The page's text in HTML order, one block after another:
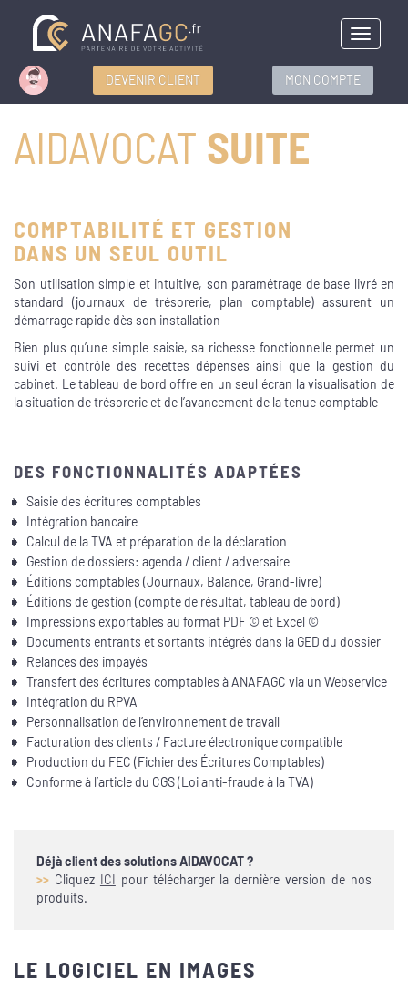
Menu
DEVENIR CLIENT MON COMPTE
AIDAVOCAT SUITE
COMPTABILITÉ ET GESTION
DANS UN SEUL OUTIL
Son utilisation simple et intuitive, son paramétrage de base livré en
standard (journaux de trésorerie, plan comptable) assurent un
démarrage rapide dès son installation
Bien plus qu’une simple saisie, sa richesse fonctionnelle permet un
suivi et contrôle des recettes dépenses ainsi que la gestion du
cabinet. Le tableau de bord offre en un seul écran la visualisation de
la situation de trésorerie et de l’avancement de la tenue comptable
DES FONCTIONNALITÉS ADAPTÉES
Saisie des écritures comptables
Intégration bancaire
Calcul de la TVA et préparation de la déclaration
Gestion de dossiers: agenda / client / adversaire
Éditions comptables (Journaux, Balance, Grand-livre)
Éditions de gestion (compte de résultat, tableau de bord)
Impressions exportables au format PDF © et Excel ©
Documents entrants et sortants intégrés dans la GED du dossier
Relances des impayés
Transfert des écritures comptables à ANAFAGC via un Webservice
Intégration du RPVA
Personnalisation de l’environnement de travail
Facturation des clients / Facture électronique compatible
Production du FEC (Fichier des Écritures Comptables)
Conforme à l’article du CGS (Loi anti-fraude à la TVA)
Déjà client des solutions AIDAVOCAT ?
>> Cliquez ICI pour télécharger la dernière version de nos
produits.
LE LOGICIEL EN IMAGES